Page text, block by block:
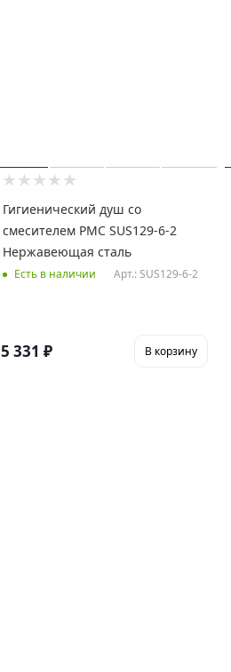
Гигиенический душ со
смесителем РМС SUS129-6-2
Нержавеющая сталь
Есть в наличии Арт.: SUS129-6-2
5 331 ₽ В корзину